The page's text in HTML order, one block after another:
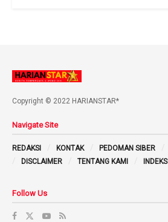
Copyright © 2022 HARIANSTAR*
Navigate Site
REDAKSI KONTAK PEDOMAN SIBER
DISCLAIMER
TENTANG KAMI INDEKS
Follow Us